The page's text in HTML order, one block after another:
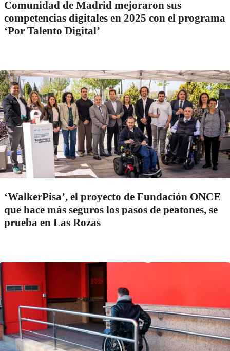
Comunidad de Madrid mejoraron sus
competencias digitales en 2025 con el programa
‘Por Talento Digital’
‘WalkerPisa’, el proyecto de Fundación ONCE
que hace más seguros los pasos de peatones, se
prueba en Las Rozas